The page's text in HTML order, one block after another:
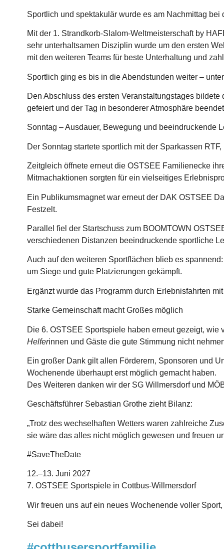
Sportlich und spektakulär wurde es am Nachmittag
Mit der 1. Strandkorb-Slalom-Weltmeisterschaft by
sehr unterhaltsamen Disziplin wurde um den ersten
mit den weiteren Teams für beste Unterhaltung und
Sportlich ging es bis in die Abendstunden weiter –
Den Abschluss des ersten Veranstaltungstages
gefeiert und der Tag in besonderer Atmosphäre
Sonntag – Ausdauer, Bewegung und beeindruckende
Der Sonntag startete sportlich mit der Sparkassen
Zeitgleich öffnete erneut die OSTSEE Familienecke
Mitmachaktionen sorgten für ein vielseitiges
Ein Publikumsmagnet war erneut der DAK OSTSEE
Festzelt.
Parallel fiel der Startschuss zum BOOMTOWN
verschiedenen Distanzen beeindruckende sportliche
Auch auf den weiteren Sportflächen blieb es
um Siege und gute Platzierungen gekämpft.
Ergänzt wurde das Programm durch Erlebnisfahrten
Starke Gemeinschaft macht Großes möglich
Die 6. OSTSEE Sportspiele haben erneut gezeigt,
Helferinnen und Gäste die gute Stimmung nicht
Ein großer Dank gilt allen Förderern, Sponsoren und
Wochenende überhaupt erst möglich gemacht haben.
Des Weiteren danken wir der SG Willmersdorf und
Geschäftsführer Sebastian Grothe zieht Bilanz:
„Trotz des wechselhaften Wetters waren zahlreiche
sie wäre das alles nicht möglich gewesen und freuen
#SaveTheDate
12.–13. Juni 2027
7. OSTSEE Sportspiele in Cottbus-Willmersdorf
Wir freuen uns auf ein neues Wochenende voller
Sei dabei!